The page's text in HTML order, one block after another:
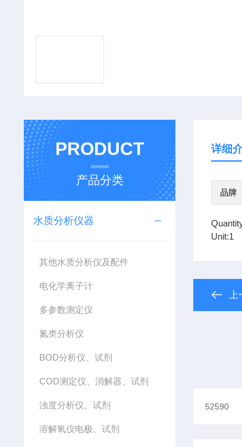
PRODUCT
产品分类
水质分析仪器
其他水质分析仪及配件
电化学离子计
多参数测定仪
氮类分析仪
BOD分析仪、试剂
COD测定仪、消解器、试剂
浊度分析仪、试剂
溶解氧仪电极、试剂
详细
品牌
Unit:1